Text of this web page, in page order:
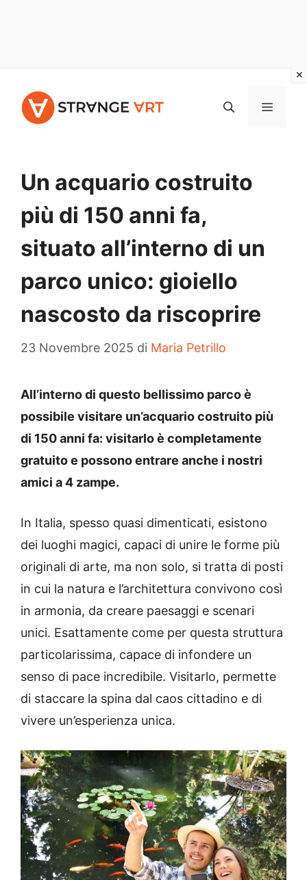
contenuto
MENU
Un acquario costruito
più di 150 anni fa,
situato all’interno di un
parco unico: gioiello
nascosto da riscoprire
23 Novembre 2025 di Maria Petrillo
All’interno di questo bellissimo parco è
possibile visitare un’acquario costruito più
di 150 anni fa: visitarlo è completamente
gratuito e possono entrare anche i nostri
amici a 4 zampe.
In Italia, spesso quasi dimenticati, esistono
dei luoghi magici, capaci di unire le forme più
originali di arte, ma non solo, si tratta di posti
in cui la natura e l’architettura convivono così
in armonia, da creare paesaggi e scenari
unici. Esattamente come per questa struttura
particolarissima, capace di infondere un
senso di pace incredibile. Visitarlo, permette
di staccare la spina dal caos cittadino e di
vivere un’esperienza unica.